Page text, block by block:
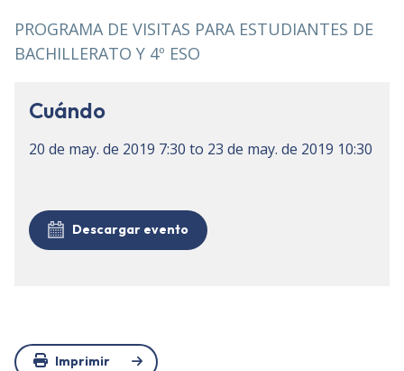
PROGRAMA DE VISITAS PARA ESTUDIANTES DE
BACHILLERATO Y 4º ESO
Cuándo
20 de may. de 2019 7:30 to 23 de may. de 2019 10:30
Descargar evento
Imprimir